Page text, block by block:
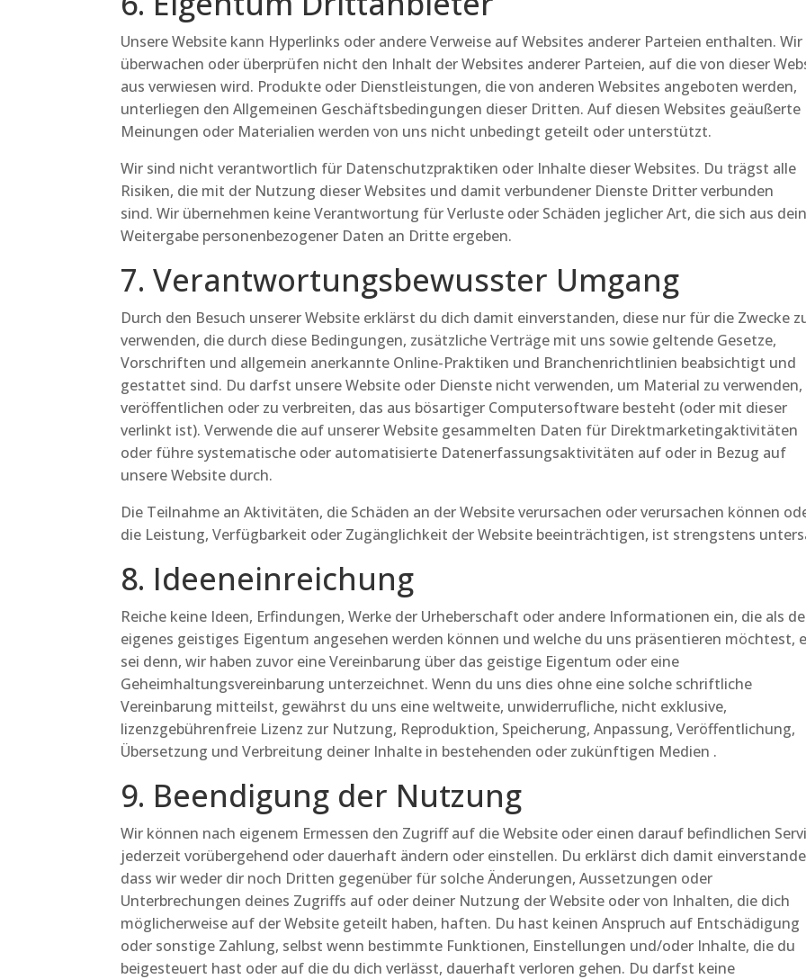
Unsere Website kann Hyperlinks oder andere Verweise auf Websites anderer Parteien enthalten. Wir
überwachen oder überprüfen nicht den Inhalt der Websites anderer Parteien, auf die von dieser
aus verwiesen wird. Produkte oder Dienstleistungen, die von anderen Websites angeboten werden,
unterliegen den Allgemeinen Geschäftsbedingungen dieser Dritten. Auf diesen Websites geäußerte
Meinungen oder Materialien werden von uns nicht unbedingt geteilt oder unterstützt.
Wir sind nicht verantwortlich für Datenschutzpraktiken oder Inhalte dieser Websites. Du trägst alle
Risiken, die mit der Nutzung dieser Websites und damit verbundener Dienste Dritter verbunden
sind. Wir übernehmen keine Verantwortung für Verluste oder Schäden jeglicher Art, die sich aus
Weitergabe personenbezogener Daten an Dritte ergeben.
7. Verantwortungsbewusster Umgang
Durch den Besuch unserer Website erklärst du dich damit einverstanden, diese nur für die Zwecke
verwenden, die durch diese Bedingungen, zusätzliche Verträge mit uns sowie geltende Gesetze,
Vorschriften und allgemein anerkannte Online-Praktiken und Branchenrichtlinien beabsichtigt und
gestattet sind. Du darfst unsere Website oder Dienste nicht verwenden, um Material zu verwenden,
veröffentlichen oder zu verbreiten, das aus bösartiger Computersoftware besteht (oder mit dieser
verlinkt ist). Verwende die auf unserer Website gesammelten Daten für Direktmarketingaktivitäten
oder führe systematische oder automatisierte Datenerfassungsaktivitäten auf oder in Bezug auf
unsere Website durch.
Die Teilnahme an Aktivitäten, die Schäden an der Website verursachen oder verursachen können
die Leistung, Verfügbarkeit oder Zugänglichkeit der Website beeinträchtigen, ist strengstens
8. Ideeneinreichung
Reiche keine Ideen, Erfindungen, Werke der Urheberschaft oder andere Informationen ein, die als
eigenes geistiges Eigentum angesehen werden können und welche du uns präsentieren möchtest,
sei denn, wir haben zuvor eine Vereinbarung über das geistige Eigentum oder eine
Geheimhaltungsvereinbarung unterzeichnet. Wenn du uns dies ohne eine solche schriftliche
Vereinbarung mitteilst, gewährst du uns eine weltweite, unwiderrufliche, nicht exklusive,
lizenzgebührenfreie Lizenz zur Nutzung, Reproduktion, Speicherung, Anpassung, Veröffentlichung,
Übersetzung und Verbreitung deiner Inhalte in bestehenden oder zukünftigen Medien .
9. Beendigung der Nutzung
Wir können nach eigenem Ermessen den Zugriff auf die Website oder einen darauf befindlichen
jederzeit vorübergehend oder dauerhaft ändern oder einstellen. Du erklärst dich damit
dass wir weder dir noch Dritten gegenüber für solche Änderungen, Aussetzungen oder
Unterbrechungen deines Zugriffs auf oder deiner Nutzung der Website oder von Inhalten, die dich
möglicherweise auf der Website geteilt haben, haften. Du hast keinen Anspruch auf Entschädigung
oder sonstige Zahlung, selbst wenn bestimmte Funktionen, Einstellungen und/oder Inhalte, die du
beigesteuert hast oder auf die du dich verlässt, dauerhaft verloren gehen. Du darfst keine